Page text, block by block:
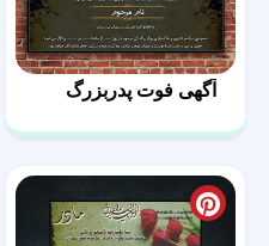
آگهی فوت پدربزرگ